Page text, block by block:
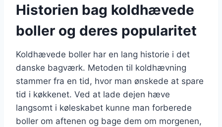
Historien bag koldhævede
boller og deres popularitet
Koldhævede boller har en lang historie i det
danske bagværk. Metoden til koldhævning
stammer fra en tid, hvor man ønskede at spare
tid i køkkenet. Ved at lade dejen hæve
langsomt i køleskabet kunne man forberede
boller om aftenen og bage dem om morgenen,